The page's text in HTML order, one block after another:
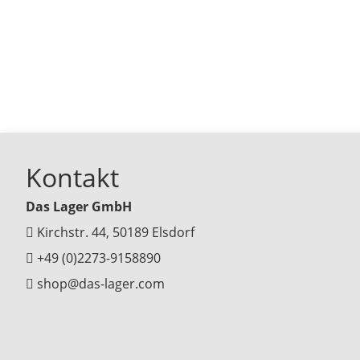
Kontakt
Das Lager GmbH
Kirchstr. 44, 50189 Elsdorf
+49 (0)2273-9158890
shop@das-lager.com